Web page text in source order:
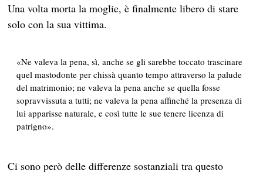
Una volta morta la moglie, è finalmente libero di stare
solo con la sua vittima.
«Ne valeva la pena, sì, anche se gli sarebbe toccato trascinare
quel mastodonte per chissà quanto tempo attraverso la palude
del matrimonio; ne valeva la pena anche se quella fosse
sopravvissuta a tutti; ne valeva la pena affinché la presenza di
lui apparisse naturale, e così tutte le sue tenere licenza di
patrigno».
Ci sono però delle differenze sostanziali tra questo